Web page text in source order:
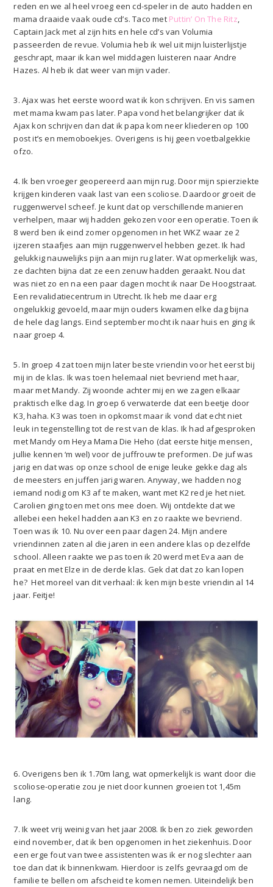
reden en we al heel vroeg een cd-speler in de auto hadden en
mama draaide vaak oude cd’s. Taco met Puttin’ On The Ritz,
Captain Jack met al zijn hits en hele cd’s van Volumia
passeerden de revue. Volumia heb ik wel uit mijn luisterlijstje
geschrapt, maar ik kan wel middagen luisteren naar Andre
Hazes. Al heb ik dat weer van mijn vader.
3. Ajax was het eerste woord wat ik kon schrijven. En vis samen
met mama kwam pas later. Papa vond het belangrijker dat ik
Ajax kon schrijven dan dat ik papa kom neer kliederen op 100
post it’s en memoboekjes. Overigens is hij geen voetbalgekkie
ofzo.
4. Ik ben vroeger geopereerd aan mijn rug. Door mijn spierziekte
krijgen kinderen vaak last van een scoliose. Daardoor groeit de
ruggenwervel scheef. Je kunt dat op verschillende manieren
verhelpen, maar wij hadden gekozen voor een operatie. Toen ik
8 werd ben ik eind zomer opgenomen in het WKZ waar ze 2
ijzeren staafjes aan mijn ruggenwervel hebben gezet. Ik had
gelukkig nauwelijks pijn aan mijn rug later. Wat opmerkelijk was,
ze dachten bijna dat ze een zenuw hadden geraakt. Nou dat
was niet zo en na een paar dagen mocht ik naar De Hoogstraat.
Een revalidatiecentrum in Utrecht. Ik heb me daar erg
ongelukkig gevoeld, maar mijn ouders kwamen elke dag bijna
de hele dag langs. Eind september mocht ik naar huis en ging ik
naar groep 4.
5. In groep 4 zat toen mijn later beste vriendin voor het eerst bij
mij in de klas. Ik was toen helemaal niet bevriend met haar,
maar met Mandy. Zij woonde achter mij en we zagen elkaar
praktisch elke dag. In groep 6 verwaterde dat een beetje door
K3, haha. K3 was toen in opkomst maar ik vond dat echt niet
leuk in tegenstelling tot de rest van de klas. Ik had afgesproken
met Mandy om Heya Mama Die Heho (dat eerste hitje mensen,
jullie kennen ‘m wel) voor de juffrouw te preformen. De juf was
jarig en dat was op onze school de enige leuke gekke dag als
de meesters en juffen jarig waren. Anyway, we hadden nog
iemand nodig om K3 af te maken, want met K2 red je het niet.
Carolien ging toen met ons mee doen. Wij ontdekte dat we
allebei een hekel hadden aan K3 en zo raakte we bevriend.
Toen was ik 10. Nu over een paar dagen 24. Mijn andere
vriendinnen zaten al die jaren in een andere klas op dezelfde
school. Alleen raakte we pas toen ik 20 werd met Eva aan de
praat en met Elze in de derde klas. Gek dat dat zo kan lopen
he? Het moreel van dit verhaal: ik ken mijn beste vriendin al 14
jaar. Feitje!
6. Overigens ben ik 1.70m lang, wat opmerkelijk is want door die
scoliose-operatie zou je niet door kunnen groeien tot 1,45m
lang.
7. Ik weet vrij weinig van het jaar 2008. Ik ben zo ziek geworden
eind november, dat ik ben opgenomen in het ziekenhuis. Door
een erge fout van twee assistenten was ik er nog slechter aan
toe dan dat ik binnenkwam. Hierdoor is zelfs gevraagd om de
familie te bellen om afscheid te komen nemen. Uiteindelijk ben